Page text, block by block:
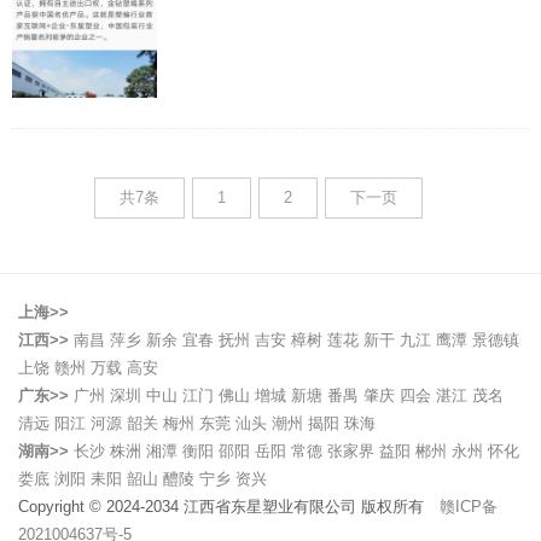
共7条 1 2 下一页
上海>>
江西>> 南昌 萍乡 新余 宜春 抚州 吉安 樟树 莲花 新干 九江 鹰潭 景德镇
上饶 赣州 万载 高安
广东>> 广州 深圳 中山 江门 佛山 增城 新塘 番禺 肇庆 四会 湛江 茂名
清远 阳江 河源 韶关 梅州 东莞 汕头 潮州 揭阳 珠海
湖南>> 长沙 株洲 湘潭 衡阳 邵阳 岳阳 常德 张家界 益阳 郴州 永州 怀化
娄底 浏阳 耒阳 韶山 醴陵 宁乡 资兴
Copyright © 2024-2034 江西省东星塑业有限公司 版权所有 赣ICP备
2021004637号-5